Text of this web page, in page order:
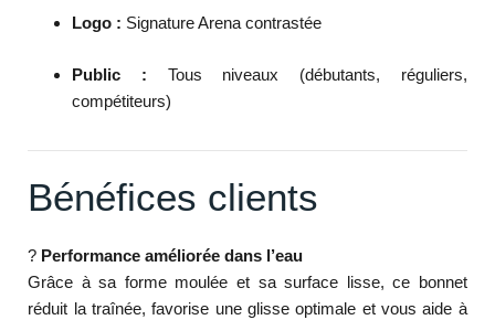
Logo : Signature Arena contrastée
Public : Tous niveaux (débutants, réguliers,
compétiteurs)
Bénéfices clients
? Performance améliorée dans l’eau
Grâce à sa forme moulée et sa surface lisse, ce bonnet
réduit la traînée, favorise une glisse optimale et vous aide à